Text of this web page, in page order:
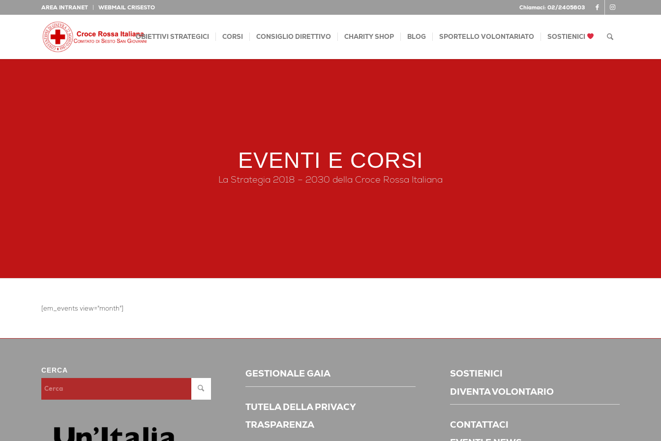
AREA INTRANET WEBMAIL CRISESTO Chiamaci: 02/2405603
OBIETTIVI STRATEGICI CORSI CONSIGLIO DIRETTIVO CHARITY SHOP BLOG SPORTELLO VOLONTARIATO SOSTIENICI
EVENTI E CORSI
La Strategia 2018 – 2030 della Croce Rossa Italiana
[em_events view="month"]
CERCA GESTIONALE GAIA
TUTELA DELLA PRIVACY
TRASPARENZA
SOSTIENICI
DIVENTA VOLONTARIO
CONTATTACI